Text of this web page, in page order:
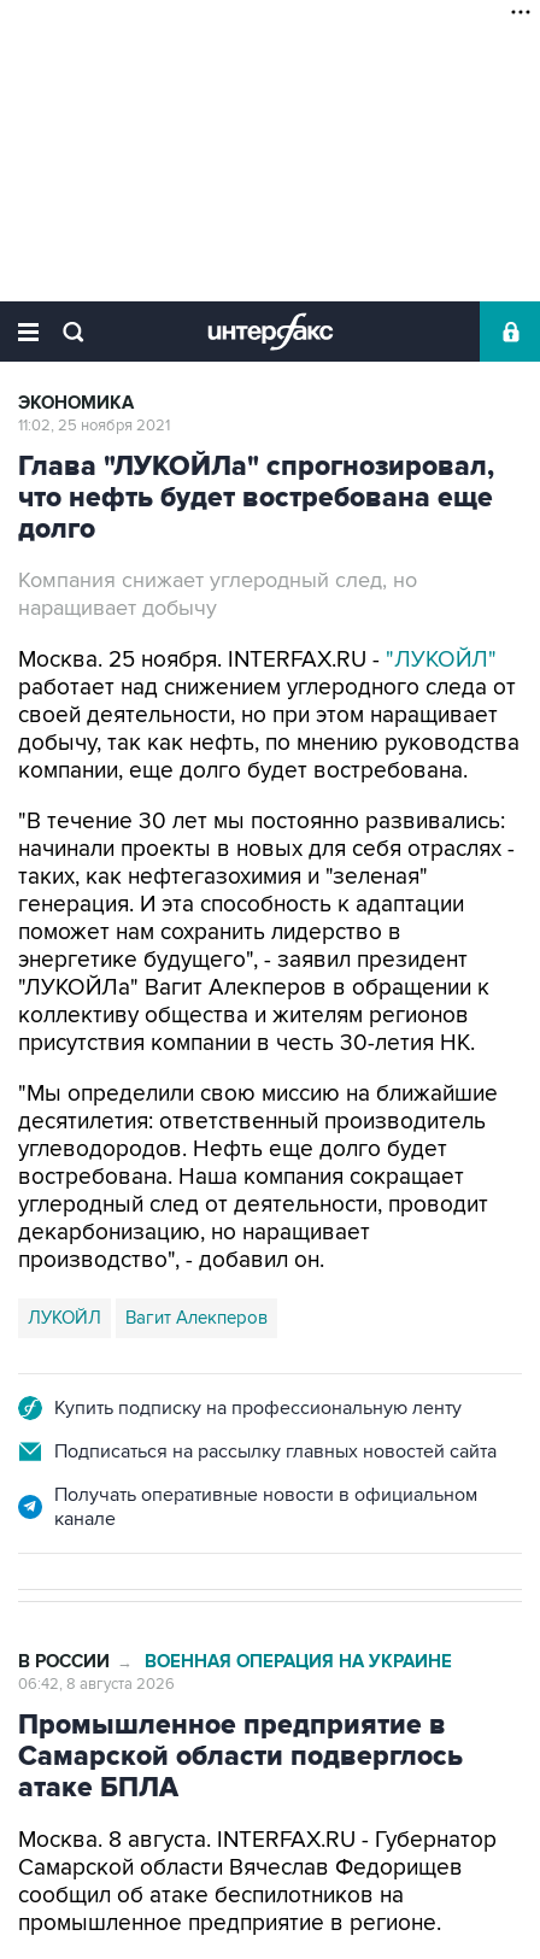
ЭКОНОМИКА
11:02, 25 ноября 2021
Глава "ЛУКОЙЛа" спрогнозировал,
что нефть будет востребована еще
долго
Компания снижает углеродный след, но
наращивает добычу
Москва. 25 ноября. INTERFAX.RU - "ЛУКОЙЛ"
работает над снижением углеродного следа от
своей деятельности, но при этом наращивает
добычу, так как нефть, по мнению руководства
компании, еще долго будет востребована.
"В течение 30 лет мы постоянно развивались:
начинали проекты в новых для себя отраслях -
таких, как нефтегазохимия и "зеленая"
генерация. И эта способность к адаптации
поможет нам сохранить лидерство в
энергетике будущего", - заявил президент
"ЛУКОЙЛа" Вагит Алекперов в обращении к
коллективу общества и жителям регионов
присутствия компании в честь 30-летия НК.
"Мы определили свою миссию на ближайшие
десятилетия: ответственный производитель
углеводородов. Нефть еще долго будет
востребована. Наша компания сокращает
углеродный след от деятельности, проводит
декарбонизацию, но наращивает
производство", - добавил он.
ЛУКОЙЛ Вагит Алекперов
Купить подписку на профессиональную ленту
Подписаться на рассылку главных новостей сайта
Получать оперативные новости в официальном
канале
В РОССИИ → ВОЕННАЯ ОПЕРАЦИЯ НА УКРАИНЕ
06:42, 8 августа 2026
Промышленное предприятие в
Самарской области подверглось
атаке БПЛА
Москва. 8 августа. INTERFAX.RU - Губернатор
Самарской области Вячеслав Федорищев
сообщил об атаке беспилотников на
промышленное предприятие в регионе.